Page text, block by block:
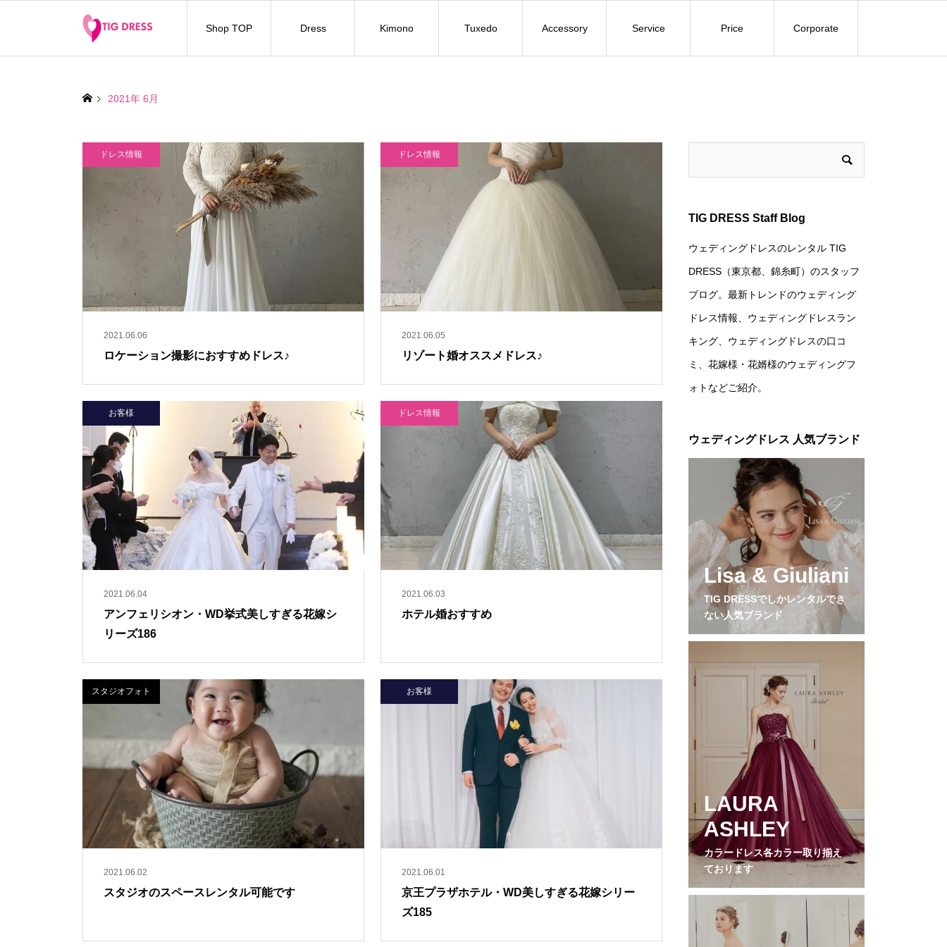
Shop TOP Dress Kimono Tuxedo Accessory Service Price Corporate
2021年 6月
2021.06.06
ロケーション撮影におすすめドレス♪
ドレス情報
2021.06.05
リゾート婚オススメドレス♪
ドレス情報
2021.06.04
アンフェリシオン・WD挙式美しすぎる花嫁シ
リーズ186
お客様
2021.06.03
ホテル婚おすすめ
ドレス情報
2021.06.02
スタジオのスペースレンタル可能です
スタジオフォト
2021.06.01
京王プラザホテル・WD美しすぎる花嫁シリー
ズ185
お客様
TIG DRESS Staff Blog
ウェディングドレスのレンタル TIG
DRESS（東京都、錦糸町）のスタッフ
ブログ。最新トレンドのウェディング
ドレス情報、ウェディングドレスラン
キング、ウェディングドレスの口コ
ミ、花嫁様・花婿様のウェディングフ
ォトなどご紹介。
ウェディングドレス 人気ブランド
Lisa & Giuliani
TIG DRESSでしかレンタルでき
ない人気ブランド
LAURA
ASHLEY
カラードレス各カラー取り揃え
ております